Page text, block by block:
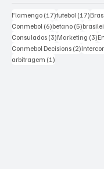
Flamengo (17)17 posts
futebol (17)17
Conmebol (6)6 posts
betano (5)5 posts
Consulados (3)3 posts
Marketing (3)3
Conmebol Decisions (2)2 posts
arbitragem (1)